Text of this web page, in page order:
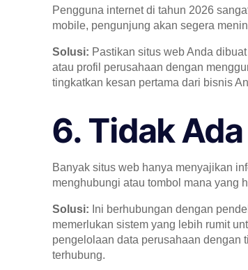
Pengguna internet di tahun 2026
mobile, pengunjung akan segera
Solusi: Pastikan situs web Anda
atau profil perusahaan dengan
tingkatkan kesan pertama dari bisnis
6. Tidak
Banyak situs web hanya menyajikan
menghubungi atau tombol mana yang
Solusi: Ini berhubungan dengan
memerlukan sistem yang lebih rumit
pengelolaan data perusahaan dengan
terhubung.